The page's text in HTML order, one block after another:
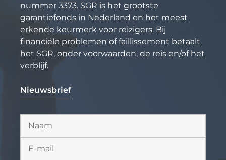
nummer 3373. SGR is het grootste
garantiefonds in Nederland en het meest
erkende keurmerk voor reizigers. Bij
financiële problemen of faillissement betaalt
het SGR, onder voorwaarden, de reis en/of het
verblijf.
Nieuwsbrief